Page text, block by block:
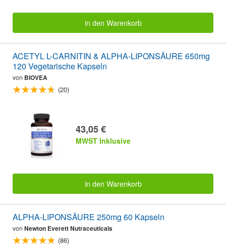
in den Warenkorb
ACETYL L-CARNITIN & ALPHA-LIPONSÄURE 650mg
120 Vegetarische Kapseln
von BIOVEA
(20)
43,05 €
MWST Inklusive
in den Warenkorb
ALPHA-LIPONSÄURE 250mg 60 Kapseln
von Newton Everett Nutraceuticals
(86)